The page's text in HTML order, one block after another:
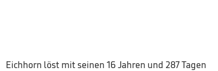
Eichhorn löst mit seinen 16 Jahren und 287 Tagen